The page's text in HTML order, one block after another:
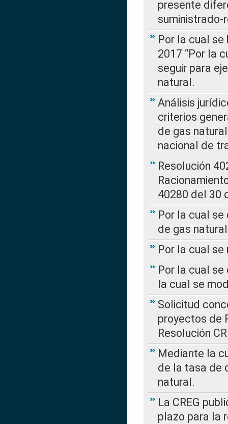
presente
Por la cual se
2017 “Por la
seguir para
natural.
Análisis
criterios
de gas
nacional de
Resolución
40280 del 30
Por la cual
de gas natural
Por la cual se
Por la cual se
la cual se
Solicitud
proyectos de
Resolución
Mediante la
de la tasa de
natural.
La CREG
plazo para la